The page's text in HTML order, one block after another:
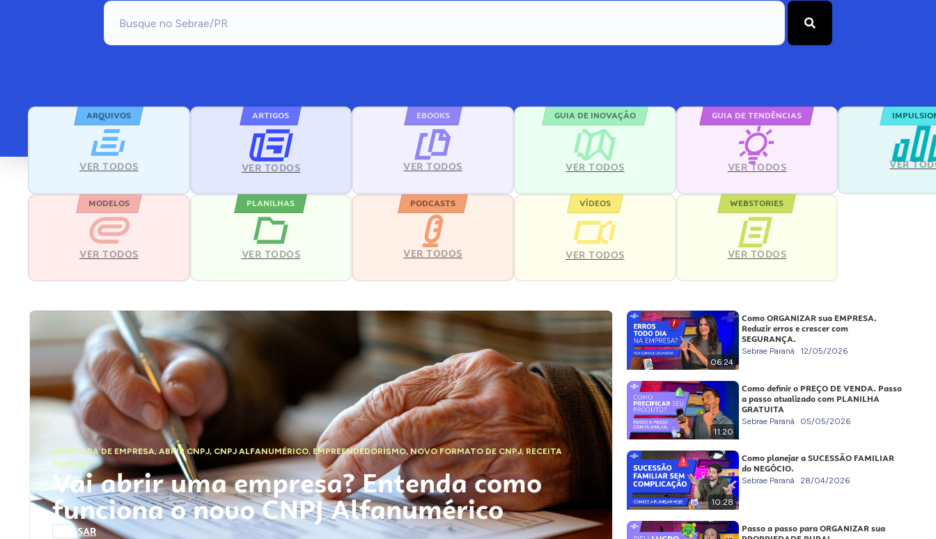
ARQUIVOS
VER TODOS
ARTIGOS
VER TODOS
EBOOKS
VER TODOS
GUIA DE INOVAÇÃO
VER TODOS
GUIA DE TENDÊNCIAS
VER TODOS VER
MODELOS
VER TODOS
PLANILHAS
VER TODOS
PODCASTS
VER TODOS
VÍDEOS
VER TODOS
WEBSTORIES
VER TODOS
ABERTURA DE EMPRESA,ABRIR CNPJ, CNPJ ALFANUMÉRICO, EMPREENDEDORISMO,NOVO FORMATO DE CNPJ,RECEITA
FEDERAL
Vai abrir uma empresa? Entenda como
funciona o novo CNPJ Alfanumérico
ACESSAR
06:24
Como ORGANIZAR sua EMPRESA.
Reduzir erros e crescer com
SEGURANÇA.
Sebrae Paraná 12/05/2026
11:20
Como definir o PREÇO DE VENDA. Passo
a passo atualizado com PLANILHA
GRATUITA
Sebrae Paraná 05/05/2026
10:28
Como planejar a SUCESSÃO FAMILIAR
do NEGÓCIO.
Sebrae Paraná 28/04/2026
Passo a passo para ORGANIZAR sua